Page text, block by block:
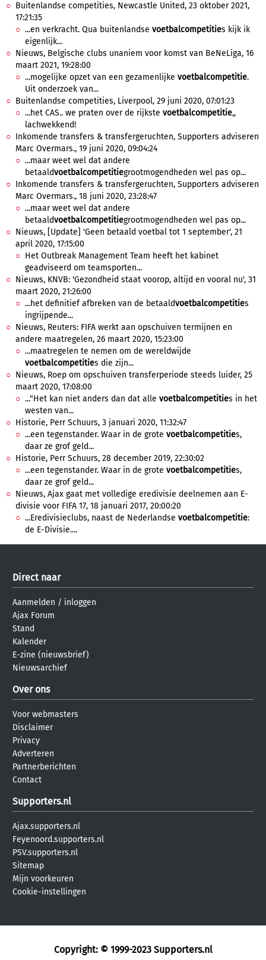
Buitenlandse competities, Newcastle United, 23 oktober 2021,
17:21:35
...en verkracht. Qua buitenlandse voetbalcompetities kijk ik
eigenlijk...
Nieuws, Belgische clubs unaniem voor komst van BeNeLiga, 16
maart 2021, 19:28:00
...mogelijke opzet van een gezamenlijke voetbalcompetitie.
Uit onderzoek van...
Buitenlandse competities, Liverpool, 29 juni 2020, 07:01:23
...het CAS.. we praten over de rijkste voetbalcompetitie,,
lachwekkend!
Inkomende transfers & transfergeruchten, Supporters adviseren
Marc Overmars., 19 juni 2020, 09:04:24
...maar weet wel dat andere
betaaldvoetbalcompetitiegrootmogendheden wel pas op...
Inkomende transfers & transfergeruchten, Supporters adviseren
Marc Overmars., 18 juni 2020, 23:28:47
...maar weet wel dat andere
betaaldvoetbalcompetitiegrootmogendheden wel pas op...
Nieuws, [Update] 'Geen betaald voetbal tot 1 september', 21
april 2020, 17:15:00
Het Outbreak Management Team heeft het kabinet
geadviseerd om teamsporten...
Nieuws, KNVB: 'Gezondheid staat voorop, altijd en vooral nu', 31
maart 2020, 21:26:00
...het definitief afbreken van de betaaldvoetbalcompetities
ingrijpende...
Nieuws, Reuters: FIFA werkt aan opschuiven termijnen en
andere maatregelen, 26 maart 2020, 15:23:00
...maatregelen te nemen om de wereldwijde
voetbalcompetities die zijn...
Nieuws, Roep om opschuiven transferperiode steeds luider, 25
maart 2020, 17:08:00
..."Het kan niet anders dan dat alle voetbalcompetities in het
westen van...
Historie, Perr Schuurs, 3 januari 2020, 11:32:47
...een tegenstander. Waar in de grote voetbalcompetities,
daar ze grof geld...
Historie, Perr Schuurs, 28 december 2019, 22:30:02
...een tegenstander. Waar in de grote voetbalcompetities,
daar ze grof geld...
Nieuws, Ajax gaat met volledige eredivisie deelnemen aan E-
divisie voor FIFA 17, 18 januari 2017, 20:00:20
...Eredivisieclubs, naast de Nederlandse voetbalcompetitie:
de E-Divisie....
Direct naar
Aanmelden / inloggen
Ajax Forum
Stand
Kalender
E-zine (nieuwsbrief)
Nieuwsarchief
Over ons
Voor webmasters
Disclaimer
Privacy
Adverteren
Partnerberichten
Contact
Supporters.nl
Ajax.supporters.nl
Feyenoord.supporters.nl
PSV.supporters.nl
Sitemap
Mijn voorkeuren
Cookie-instellingen
Copyright: © 1999-2023 Supporters.nl